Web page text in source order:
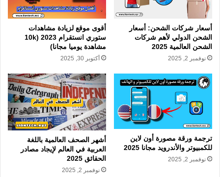
أسعار شركات الشحن: أسعار
الشحن الدولي لأهم شركات
الشحن العالمية 2025
نوفمبر 2, 2025
أقوى موقع لزيادة مشاهدات
ستوري انستقرام 2023 (10k
مشاهدة يوميا مجانا)
أكتوبر 30, 2025
ترجمة ورقة مصورة أون لاين
للكمبيوتر والأندرويد مجانا 2025
نوفمبر 2, 2025
أشهر الصحف العالمية باللغة
العربية في العالم لإيجاد مصادر
الحقائق 2025
نوفمبر 2, 2025